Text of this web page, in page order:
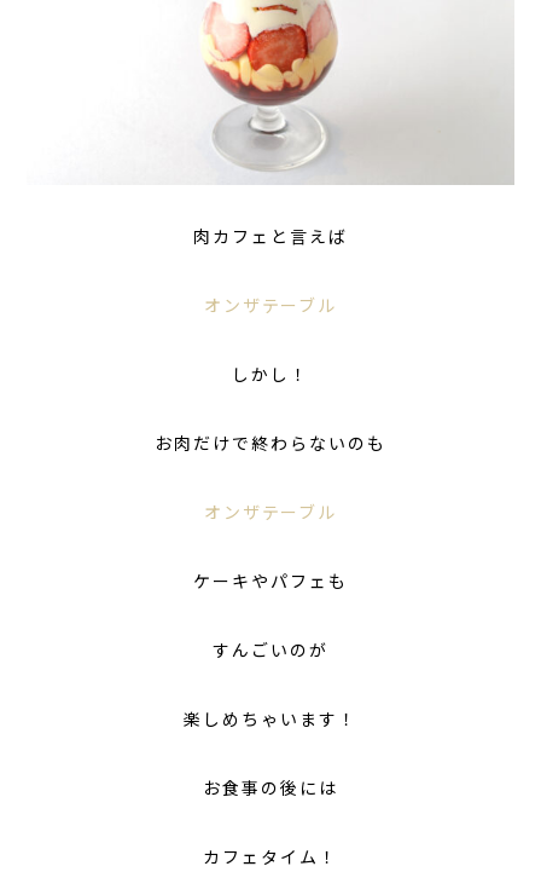
肉カフェと言えば
オンザテーブル
しかし！
お肉だけで終わらないのも
オンザテーブル
ケーキやパフェも
すんごいのが
楽しめちゃいます！
お食事の後には
カフェタイム！